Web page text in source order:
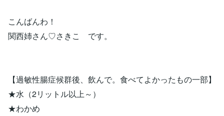
こんばんわ！
関西姉さん♡さきこ です。
【過敏性腸症候群後、飲んで。食べてよかったもの一部】
★水（2リットル以上～）
★わかめ